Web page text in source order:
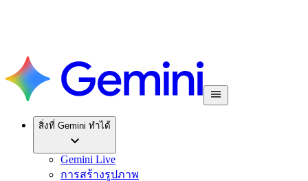
สิ่งที่ Gemini ทำได้
Gemini Live
การสร้างรูปภาพ